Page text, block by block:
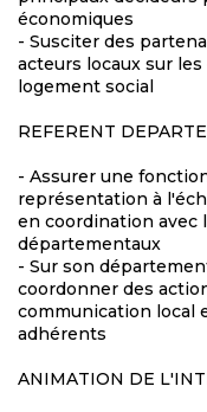
économiques
- Susciter des
acteurs locaux sur
logement social
REFERENT
- Assurer une
représentation à
en coordination avec
départementaux
- Sur son
coordonner des
communication local
adhérents
ANIMATION DE